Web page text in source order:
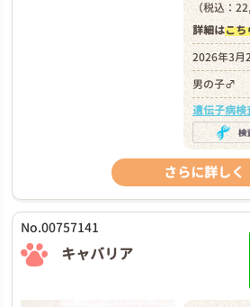
（税込：
詳細はこち
2026年3月
男の子♂
遺伝子病検
さらに詳しく
No.00757141
キャバリア